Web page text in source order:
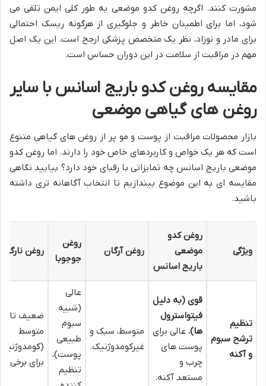
مشورت کنند. اگرچه روغن کدو موضعی به طور کلی ایمن تلقی می
شود، اما برای اطمینان خاطر و جلوگیری از هرگونه ریسک احتمالی
برای مادر و نوزاد، نظر یک متخصص پزشکی ارجح است. این یک اصل
مهم در مراقبت از سلامت در این دوران حساس است.
مقایسه روغن کدو باریج اسانس با سایر
روغن های گیاهی موضعی
بازار محصولات مراقبت از پوست و مو پر از روغن های گیاهی متنوع
است که هر یک خواص و کاربردهای خاص خود را دارند. اما روغن کدو
موضعی باریج اسانس چه تمایزاتی با رقبای خود دارد؟ بیایید نگاهی
مقایسه ای به این موضوع بیندازیم تا انتخاب آگاهانه تری داشته
باشید.
ویژگی
روغن کدو
موضعی
باریج اسانس
روغن آرگان
روغن
جوجوبا
روغن نارگیل
تنظیم
ترشح سبوم
و آکنه
قوی (به دلیل
فیتواسترول
ها)، عالی برای
پوست های
چرب و
مستعد آکنه.
متوسط، سبک و
غیرکومدوژنیک.
عالی
(شبیه
سبوم
طبیعی
پوست)،
تنظیم
ضعیف تا
متوسط
(کومدوژنیک
برای برخی).